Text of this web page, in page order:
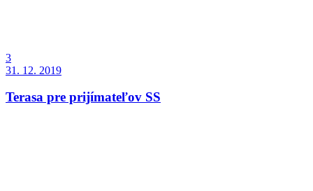
3
31. 12. 2019
Terasa pre prijímateľov SS